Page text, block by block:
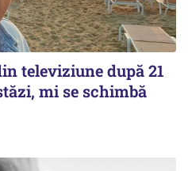
televiziune după 21
mi se schimbă